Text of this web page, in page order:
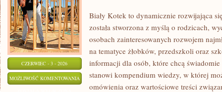
CZERWIEC - 3 - 2026
MOŻLIWOŚĆ KOMENTOWANIA PRZEDSZKOLA
Biały Kotek to dynamicznie rozwijająca
została stworzona z myślą o rodzicach,
osobach zainteresowanych rozwojem
na tematyce żłobków, przedszkoli oraz
informacji dla osób, które chcą
stanowi kompendium wiedzy, w której
omówienia oraz wartościowe treści